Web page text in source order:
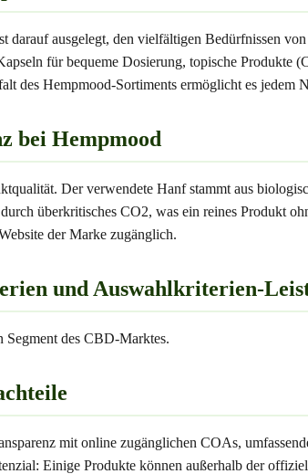
darauf ausgelegt, den vielfältigen Bedürfnissen
für bequeme Dosierung, topische Produkte
des Hempmood-Sortiments ermöglicht es jedem
bei Hempmood
Der verwendete Hanf stammt aus
überkritisches CO2, was ein reines Produkt
der Marke zugänglich.
und Auswahlkriterien-
des CBD-Marktes.
mit online zugänglichen COAs,
Einige Produkte können außerhalb der